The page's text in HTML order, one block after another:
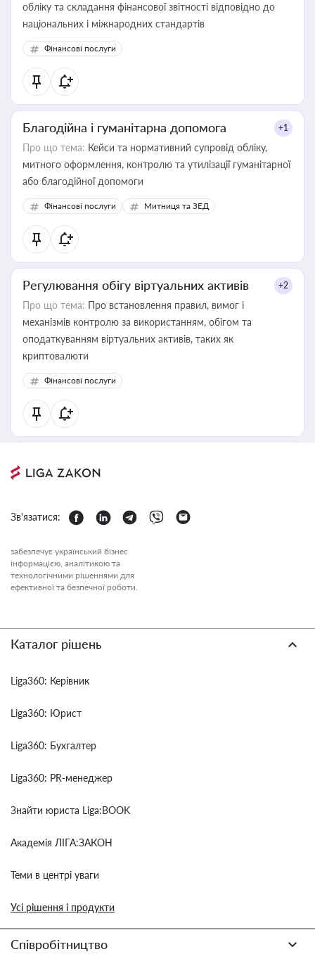
обліку та складання фінансової звітності відповідно до
національних і міжнародних стандартів
Фінансові послуги
Благодійна і гуманітарна допомога +1
Про що тема: Кейси та нормативний супровід обліку,
митного оформлення, контролю та утилізації гуманітарної
або благодійної допомоги
Фінансові послуги Митниця та ЗЕД
Регулювання обігу віртуальних активів +2
Про що тема: Про встановлення правил, вимог і
механізмів контролю за використанням, обігом та
оподаткуванням віртуальних активів, таких як
криптовалюти
Фінансові послуги
Зв'язатися:
забезпечує український бізнес
інформацією, аналітикою та
технологічними рішеннями для
ефективної та безпечної роботи.
Каталог рішень
Liga360: Керівник
Liga360: Юрист
Liga360: Бухгалтер
Liga360: PR-менеджер
Знайти юриста Liga:BOOK
Академія ЛІГА:ЗАКОН
Теми в центрі уваги
Усі рішення і продукти
Співробітництво